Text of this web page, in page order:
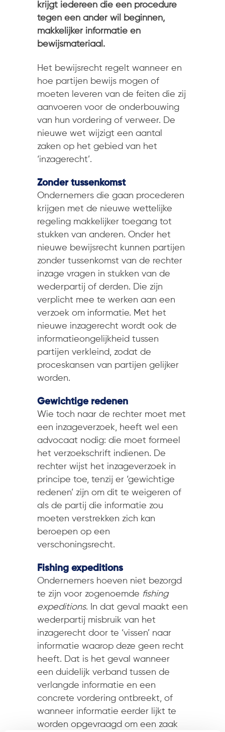
krijgt iedereen die een procedure
tegen een ander wil beginnen,
makkelijker informatie en
bewijsmateriaal.
Het bewijsrecht regelt wanneer en
hoe partijen bewijs mogen of
moeten leveren van de feiten die zij
aanvoeren voor de onderbouwing
van hun vordering of verweer. De
nieuwe wet wijzigt een aantal
zaken op het gebied van het
‘inzagerecht’.
Zonder tussenkomst
Ondernemers die gaan procederen
krijgen met de nieuwe wettelijke
regeling makkelijker toegang tot
stukken van anderen. Onder het
nieuwe bewijsrecht kunnen partijen
zonder tussenkomst van de rechter
inzage vragen in stukken van de
wederpartij of derden. Die zijn
verplicht mee te werken aan een
verzoek om informatie. Met het
nieuwe inzagerecht wordt ook de
informatieongelijkheid tussen
partijen verkleind, zodat de
proceskansen van partijen gelijker
worden.
Gewichtige redenen
Wie toch naar de rechter moet met
een inzageverzoek, heeft wel een
advocaat nodig: die moet formeel
het verzoekschrift indienen. De
rechter wijst het inzageverzoek in
principe toe, tenzij er ‘gewichtige
redenen’ zijn om dit te weigeren of
als de partij die informatie zou
moeten verstrekken zich kan
beroepen op een
verschoningsrecht.
Fishing expeditions
Ondernemers hoeven niet bezorgd
te zijn voor zogenoemde fishing
expeditions. In dat geval maakt een
wederpartij misbruik van het
inzagerecht door te ‘vissen’ naar
informatie waarop deze geen recht
heeft. Dat is het geval wanneer
een duidelijk verband tussen de
verlangde informatie en een
concrete vordering ontbreekt, of
wanneer informatie eerder lijkt te
worden opgevraagd om een zaak